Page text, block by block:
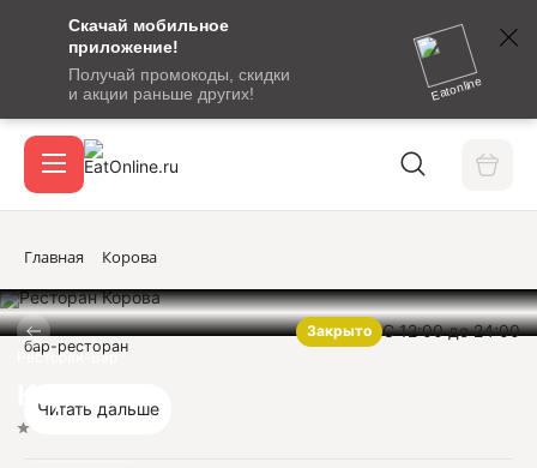
Скачай мобильное
приложение!
Получай промокоды, скидки
и акции раньше других!
Eatonline
сообщение
кодом
подтверждения
Вход / регистрация
Акции
Главная Корова
Закрыто С 12:00 до 24:00
Ресторан-Бар
Корова
бар-ресторан
Читать дальше